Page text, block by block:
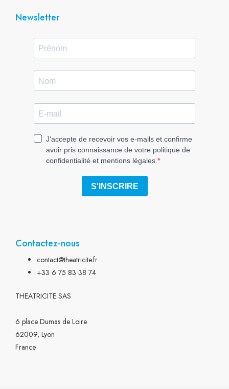
Newsletter
Contactez-nous
contact@theatricite.fr
+33 6 75 83 38 74
THEATRICITE SAS
6 place Dumas de Loire
62009, Lyon
France